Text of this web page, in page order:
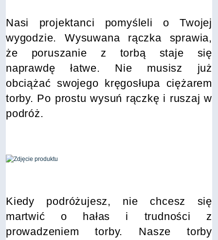
Nasi projektanci pomyśleli o Twojej
wygodzie. Wysuwana rączka sprawia,
że poruszanie z torbą staje się
naprawdę łatwe. Nie musisz już
obciążać swojego kręgosłupa ciężarem
torby. Po prostu wysuń rączkę i ruszaj w
podróż.
Kiedy podróżujesz, nie chcesz się
martwić o hałas i trudności z
prowadzeniem torby. Nasze torby